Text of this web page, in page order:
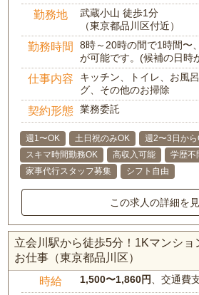
勤務地
武蔵小山 徒歩1分
（東京都品川区付近）
勤務時間
8時～20時の間で1時間〜
が可能です。(候補の日時
仕事内容
キッチン、トイレ、お風
グ、その他のお掃除
契約形態 業務委託
週1〜OK 土日祝のみOK
週2〜3日から
スキマ時間勤務OK
高収入可能 学歴不
家事代行スタッフ募集
シフト自由
この求人の詳細を
立会川駅から徒歩5分！1Kマンシ
お仕事（東京都品川区）
時給 1,500〜1,860円 、交通費